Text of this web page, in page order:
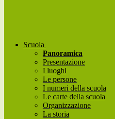
Scuola
Panoramica
Presentazione
I luoghi
Le persone
I numeri della scuola
Le carte della scuola
Organizzazione
La storia